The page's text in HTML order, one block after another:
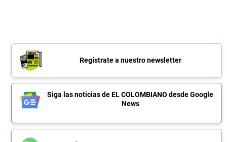
Regístrate a nuestro newsletter
Siga las noticias de EL COLOMBIANO desde Google
News